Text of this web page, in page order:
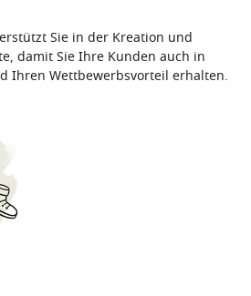
Sie in der Kreation und
damit Sie Ihre Kunden auch in
Ihren Wettbewerbsvorteil erhalten.